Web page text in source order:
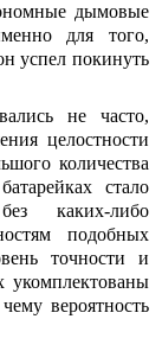
дымовые
для того,
успел покинуть
не часто,
целостности
количества
стало
каких-либо
подобных
точности и
укомплектованы
вероятность